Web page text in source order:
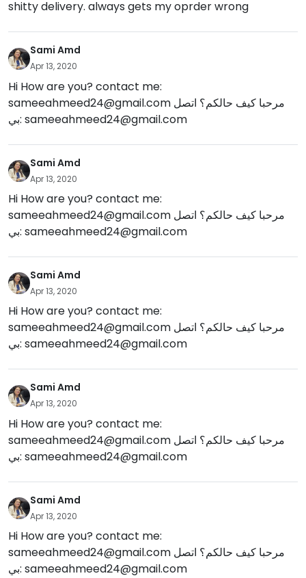
shitty delivery. always gets my oprder wrong
Sami Amd
Apr 13, 2020
Hi How are you? contact me:
sameeahmeed24@gmail.com
بي: sameeahmeed24@gmail.com
Sami Amd
Apr 13, 2020
Hi How are you? contact me:
sameeahmeed24@gmail.com
بي: sameeahmeed24@gmail.com
Sami Amd
Apr 13, 2020
Hi How are you? contact me:
sameeahmeed24@gmail.com
بي: sameeahmeed24@gmail.com
Sami Amd
Apr 13, 2020
Hi How are you? contact me:
sameeahmeed24@gmail.com
بي: sameeahmeed24@gmail.com
Sami Amd
Apr 13, 2020
Hi How are you? contact me:
sameeahmeed24@gmail.com
بي: sameeahmeed24@gmail.com